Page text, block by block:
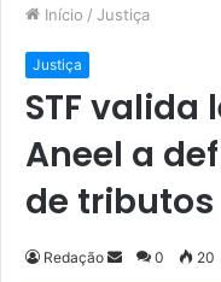
Início / Justiça
Justiça
STF valida
Aneel a
de
Redação 0 20